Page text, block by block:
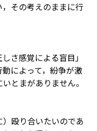
その考えのままに行
さ感覚による盲目」
によって，紛争が激
とまがありません。
殴り合いたいのであ